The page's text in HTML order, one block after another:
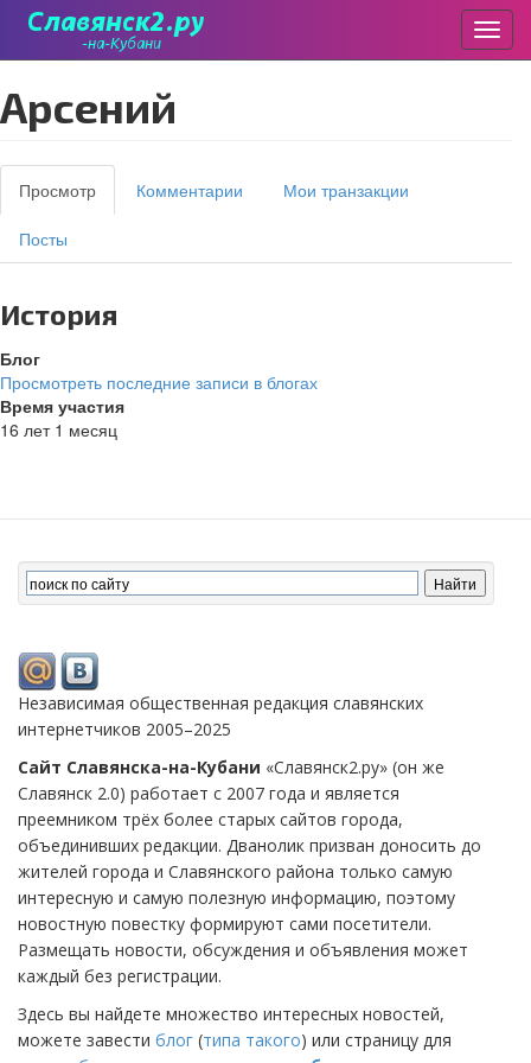
к
основному
Арсений
Главные
вкладки
Просмотр (активная
вкладка)
Комментарии Мои транзакции
Посты
История
Блог
Просмотреть последние записи в блогах
Время участия
16 лет 1 месяц
Независимая общественная редакция славянских
интернетчиков 2005–2025
Сайт Славянска-на-Кубани «Славянск2.ру» (он же
Славянск 2.0) работает с 2007 года и является
преемником трёх более старых сайтов города,
объединивших редакции. Дванолик призван доносить до
жителей города и Славянского района только самую
интересную и самую полезную информацию, поэтому
новостную повестку формируют сами посетители.
Размещать новости, обсуждения и объявления может
каждый без регистрации.
Здесь вы найдете множество интересных новостей,
можете завести блог (типа такого) или страницу для